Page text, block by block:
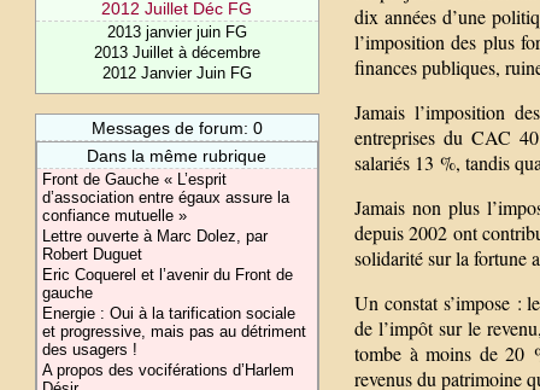
2012 Juillet Déc FG
2013 janvier juin FG
2013 Juillet à décembre
2012 Janvier Juin FG
Messages de forum: 0
Dans la même rubrique
Front de Gauche « L’esprit
d’association entre égaux assure la
confiance mutuelle »
Lettre ouverte à Marc Dolez, par
Robert Duguet
Eric Coquerel et l’avenir du Front de
gauche
Energie : Oui à la tarification sociale
et progressive, mais pas au détriment
des usagers !
A propos des vociférations d’Harlem
dix années d’une
l’imposition des plus
finances publiques,
Jamais l’imposition
entreprises du CAC
salariés 13 %, tandis
Jamais non plus
depuis 2002 ont
solidarité sur la fortune
Un constat s’impose :
de l’impôt sur le
tombe à moins de 20
revenus du patrimoine